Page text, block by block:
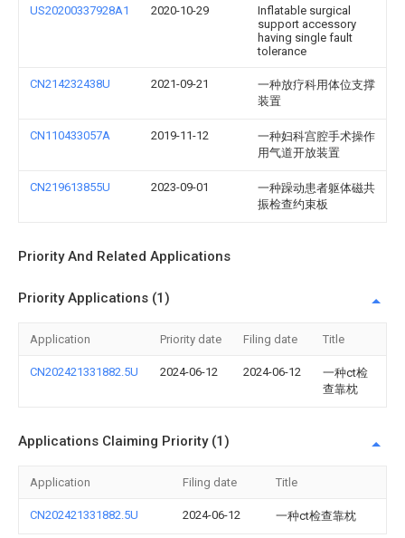
US20200337928A1 2020-10-29
Inflatable surgical
support accessory
having single fault
tolerance
CN214232438U 2021-09-21
一种放疗科用体位支撑
装置
CN110433057A 2019-11-12
一种妇科宫腔手术操作
用气道开放装置
CN219613855U 2023-09-01
一种躁动患者躯体磁共
振检查约束板
Priority And Related Applications
Priority Applications (1)
Application Priority date Filing date Title
CN202421331882.5U 2024-06-12 2024-06-12
一种ct检
查靠枕
Applications Claiming Priority (1)
Application Filing date Title
CN202421331882.5U 2024-06-12 一种ct检查靠枕